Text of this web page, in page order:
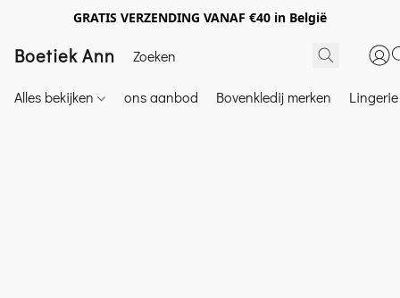
GRATIS VERZENDING VANAF €40 in België
Boetiek Ann
Alles bekijken ons aanbod Bovenkledij merken